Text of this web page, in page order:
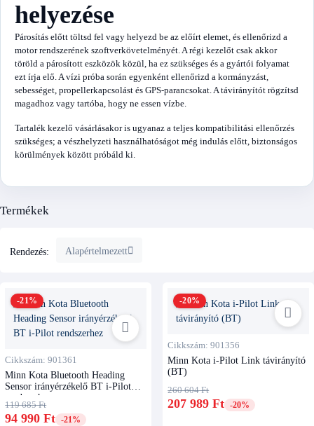
helyezése
Párosítás előtt töltsd fel vagy helyezd be az előírt elemet, és ellenőrizd a
motor rendszerének szoftverkövetelményét. A régi kezelőt csak akkor
töröld a párosított eszközök közül, ha ez szükséges és a gyártói folyamat
ezt írja elő. A vízi próba során egyenként ellenőrizd a kormányzást,
sebességet, propellerkapcsolást és GPS-parancsokat. A távirányítót rögzítsd
magadhoz vagy tartóba, hogy ne essen vízbe.
Tartalék kezelő vásárlásakor is ugyanaz a teljes kompatibilitási ellenőrzés
szükséges; a vészhelyzeti használhatóságot még indulás előtt, biztonságos
körülmények között próbáld ki.
Termékek
Rendezés: Alapértelmezett
-21%
Cikkszám: 901361
Minn Kota Bluetooth Heading
Sensor irányérzékelő BT i-Pilot
rendszerhez
119 685 Ft
94 990 Ft -21%
-20%
Cikkszám: 901356
Minn Kota i-Pilot Link távirányító
(BT)
260 604 Ft
207 989 Ft -20%